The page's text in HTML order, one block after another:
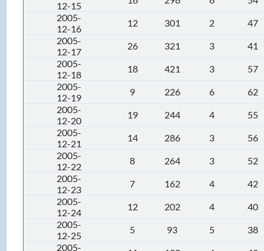
12-15
2005-
12-16
12 301 2
47
2005-
12-17
26 321 3
41
2005-
12-18
18 421 3
57
2005-
12-19
9 226 6
62
2005-
12-20
19 244 4
55
2005-
12-21
14 286 3
56
2005-
12-22
8 264 3
52
2005-
12-23
7 162 4
42
2005-
12-24
12 202 4
40
2005-
12-25
5 93 5
38
2005-